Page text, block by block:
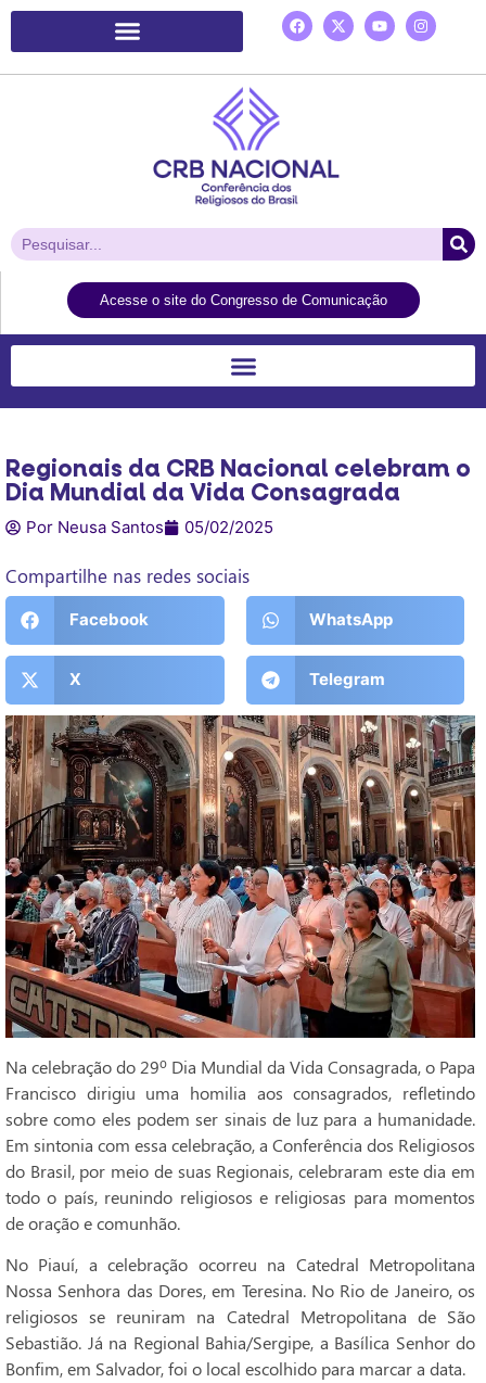
Acesse o site do Congresso de Comunicação
Regionais da CRB Nacional celebram o
Dia Mundial da Vida Consagrada
Por Neusa Santos 05/02/2025
Compartilhe nas redes sociais
Facebook WhatsApp
X Telegram
Na celebração do 29º Dia Mundial da Vida Consagrada, o Papa
Francisco dirigiu uma homilia aos consagrados, refletindo
sobre como eles podem ser sinais de luz para a humanidade.
Em sintonia com essa celebração, a Conferência dos Religiosos
do Brasil, por meio de suas Regionais, celebraram este dia em
todo o país, reunindo religiosos e religiosas para momentos
de oração e comunhão.
No Piauí, a celebração ocorreu na Catedral Metropolitana
Nossa Senhora das Dores, em Teresina. No Rio de Janeiro, os
religiosos se reuniram na Catedral Metropolitana de São
Sebastião. Já na Regional Bahia/Sergipe, a Basílica Senhor do
Bonfim, em Salvador, foi o local escolhido para marcar a data.